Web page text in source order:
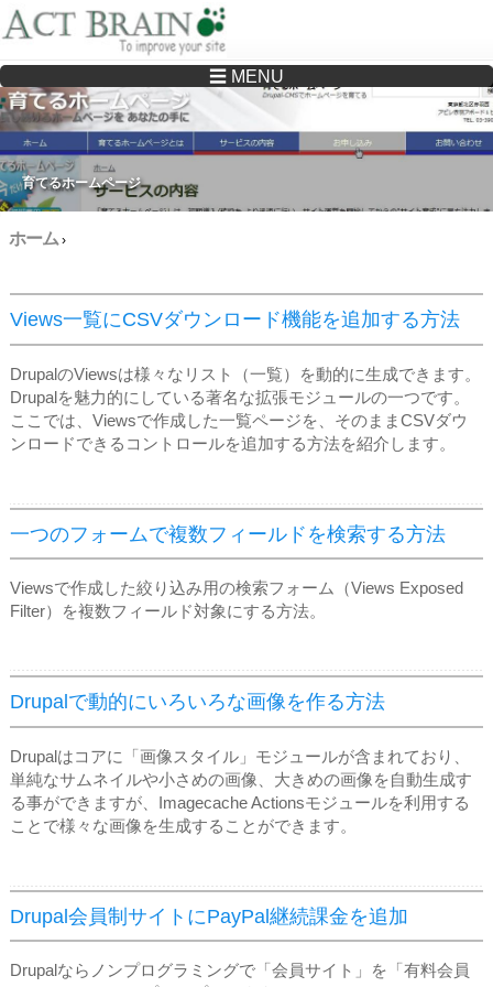
Drupalサイトの制作・保守をどこに頼んでいいか分からない方へ…まずはご相談く
ださい
☰ MENU
育てるホームページ
ホーム›
Views一覧にCSVダウンロード機能を追加する方法
DrupalのViewsは様々なリスト（一覧）を動的に生成できます。
Drupalを魅力的にしている著名な拡張モジュールの一つです。
ここでは、Viewsで作成した一覧ページを、そのままCSVダウ
ンロードできるコントロールを追加する方法を紹介します。
一つのフォームで複数フィールドを検索する方法
Viewsで作成した絞り込み用の検索フォーム（Views Exposed
Filter）を複数フィールド対象にする方法。
Drupalで動的にいろいろな画像を作る方法
Drupalはコアに「画像スタイル」モジュールが含まれており、
単純なサムネイルや小さめの画像、大きめの画像を自動生成す
る事ができますが、Imagecache Actionsモジュールを利用する
ことで様々な画像を生成することができます。
Drupal会員制サイトにPayPal継続課金を追加
Drupalならノンプログラミングで「会員サイト」を「有料会員